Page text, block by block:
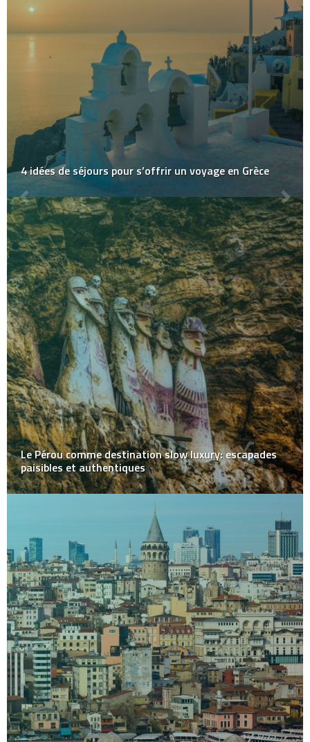
4 idées de séjours pour s’offrir un voyage en Grèce
Le Pérou comme destination slow luxury: escapades
paisibles et authentiques